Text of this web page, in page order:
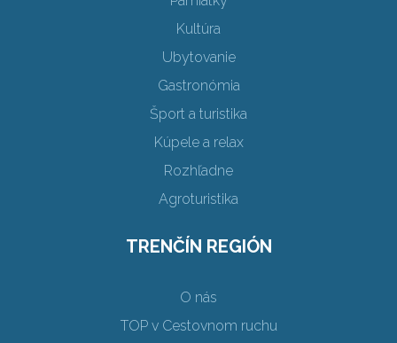
Kultúra
Ubytovanie
Gastronómia
Šport a turistika
Kúpele a relax
Rozhľadne
Agroturistika
TRENČÍN REGIÓN
O nás
TOP v Cestovnom ruchu